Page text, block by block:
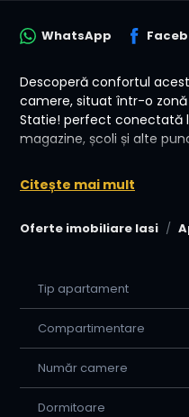
Oferte imobiliare Iasi
WhatsApp
Descoperă confortul
camere, situat într-o zonă
Statie! perfect conectată
magazine, școli și alte
✅ Mobilat &Utilat
✅ Întreținere redusă și
metodă de plată – cash,
*Pret-105000 euro
📞 Sună acum pentru o
nu rata ocazia de a te
complet pregătit pentru
tine!-0770615183
Citește mai mult
Tip apartament
Compartimentare
Număr camere
Dormitoare